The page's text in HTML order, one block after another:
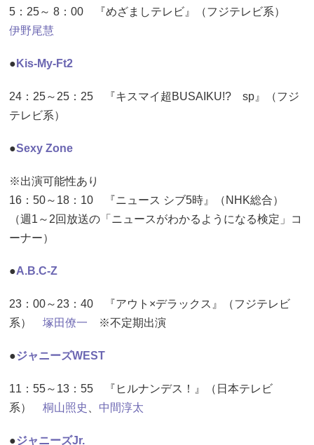
5：25～ 8：00 『めざましテレビ』（フジテレビ系）
伊野尾慧
● Kis-My-Ft2
24：25～25：25 『キスマイ超BUSAIKU!? sp』（フジ
テレビ系）
●Sexy Zone
※出演可能性あり
16：50～18：10 『ニュース シブ5時』（NHK総合）
（週1～2回放送の「ニュースがわかるようになる検定」コ
ーナー）
●A.B.C-Z
23：00～23：40 『アウト×デラックス』（フジテレビ
系） 塚田僚一 ※不定期出演
●ジャニーズWEST
11：55～13：55 『ヒルナンデス！』（日本テレビ
系） 桐山照史 中間淳太
●ジャニーズJr.